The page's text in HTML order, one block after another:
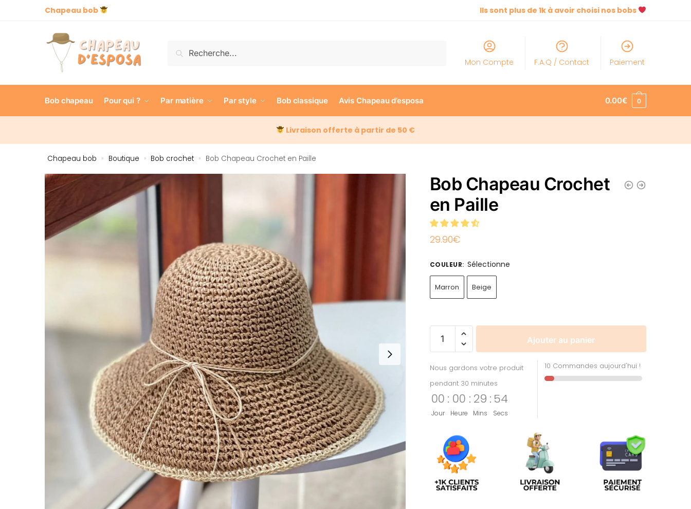
Chapeau bob Ils sont plus de 1k à avoir choisi nos bobs
Recherche Mon Compte F.A.Q / Contact Paiement
Bob chapeau Pour qui ? Par matière Par style Bob classique Avis Chapeau d’esposa 0.00€ 0
Livraison offerte à partir de 50 €
Chapeau bob » Boutique » Bob crochet » Bob Chapeau Crochet en Paille
Bob Chapeau Crochet
en Paille
29.90€
COULEUR: Sélectionne
Marron Beige
Ajouter au panier
Nous gardons votre produit
pendant 30 minutes
00
Jour
: 00
Heure
: 29
Mins
: 53
Secs
10 Commandes aujourd'hui !